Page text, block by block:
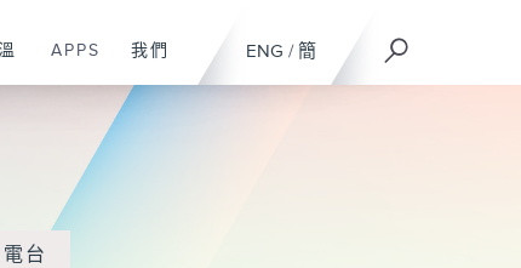
ENG / 簡
APPS 我們
電台